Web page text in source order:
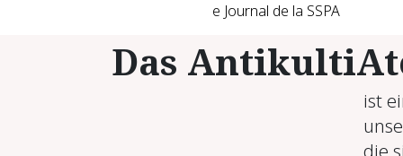
e Journal de la SSPA
Das
ist
die